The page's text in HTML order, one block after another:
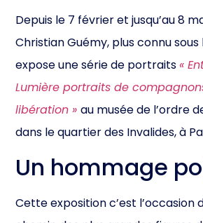
Depuis le 7 février et jusqu’au 8
Christian Guémy, plus connu sous
expose une série de portraits «
Lumière portraits de
libération » au musée de l’ordre
dans le quartier des Invalides, à
Un hommage
Cette exposition c’est l’occasion